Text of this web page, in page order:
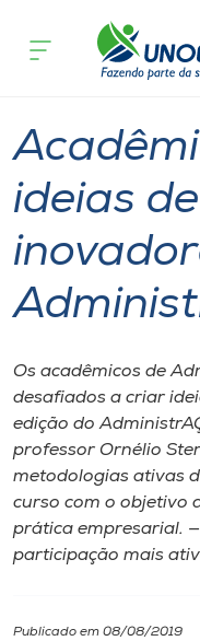
Cursos
Pesquisa
Atendimento ao
Portal de Ensino
A
I.nova
acontece
ideias
Os acadêmicos de
desafiados a criar
edição do
professor Ornélio
metodologias ativas
curso com o objetivo
prática empresarial.
participação mais
Publicado em 08/08/2019